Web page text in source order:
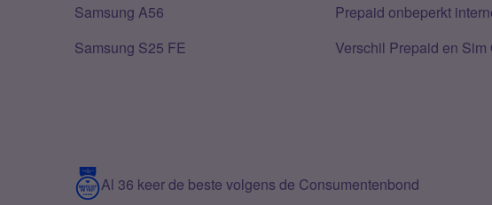
Samsung A56
Samsung S25 FE
Prepaid onbeperkt
Verschil Prepaid en Sim
Al 36 keer de beste volgens de Consumentenbond